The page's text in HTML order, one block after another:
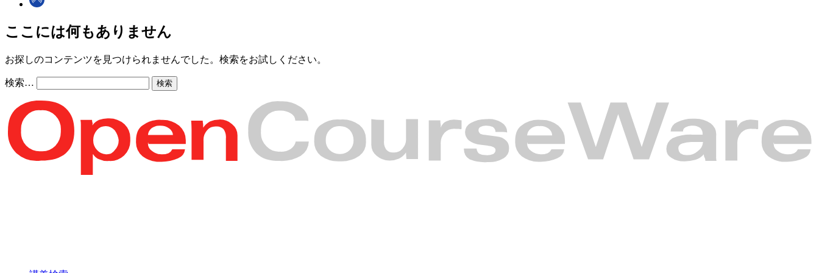
ここには何もありません
お探しのコンテンツを見つけられませんでした。検索をお試しください。
検索…